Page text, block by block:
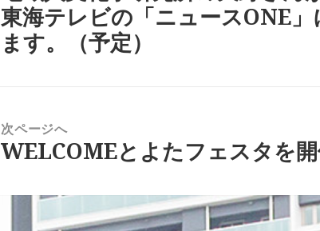
の
投
東海テレビの「ニュースONE
ます。（予定）
次ページへ
次
投
WELCOMEとよたフェスタを開